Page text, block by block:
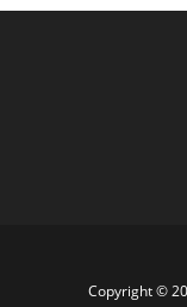
Copyright ©